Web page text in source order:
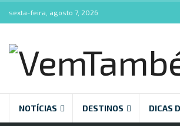
sexta-feira, agosto 7, 2026
NOTÍCIAS DESTINOS DICAS